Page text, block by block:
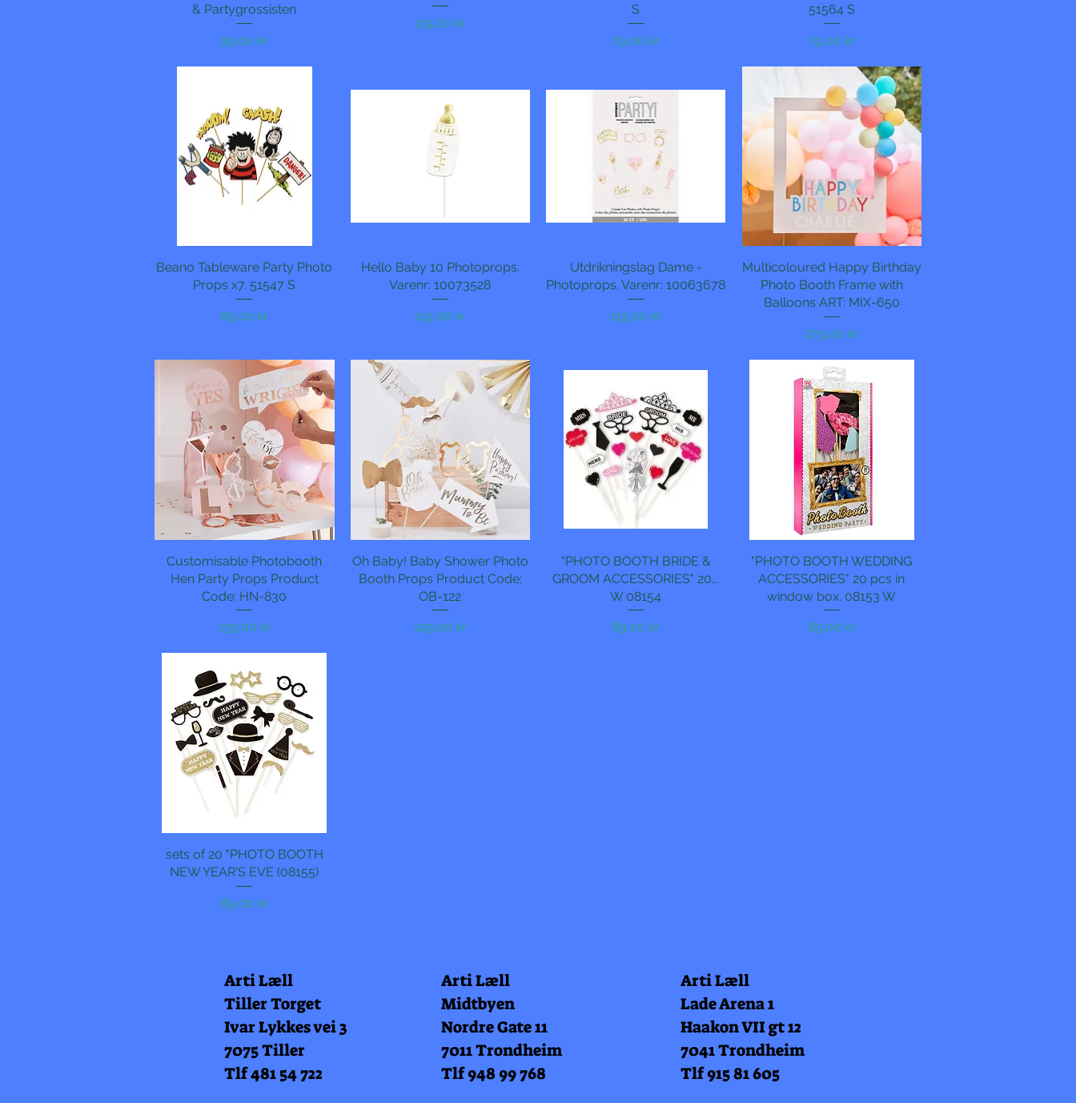
& Partygrossisten
Pris
99,00 kr
Pris
119,00 kr
S
Pris
79,00 kr
51564 S
Pris
79,00 kr
Hurtigvisning
Beano Tableware Party Photo
Props x7. 51547 S
Pris
89,00 kr
Hurtigvisning
Hello Baby 10 Photoprops.
Varenr: 10073528
Pris
119,00 kr
Hurtigvisning
Utdrikningslag Dame -
Photoprops. Varenr: 10063678
Pris
119,00 kr
Hurtigvisning
Multicoloured Happy Birthday
Photo Booth Frame with
Balloons ART: MIX-650
Pris
279,00 kr
Hurtigvisning
Customisable Photobooth
Hen Party Props Product
Code: HN-830
Pris
139,00 kr
Hurtigvisning
Oh Baby! Baby Shower Photo
Booth Props Product Code:
OB-122
Pris
129,00 kr
Hurtigvisning
"PHOTO BOOTH BRIDE &
GROOM ACCESSORIES" 20...
W 08154
Pris
89,00 kr
Hurtigvisning
"PHOTO BOOTH WEDDING
ACCESSORIES" 20 pcs in
window box. 08153 W
Pris
89,00 kr
Hurtigvisning
sets of 20 "PHOTO BOOTH
NEW YEAR'S EVE (08155)
Pris
89,00 kr
Arti Læll
Tiller Torget
Ivar Lykkes vei 3
7075 Tiller
Tlf 481 54 722
Arti Læll
Midtbyen
Nordre Gate 11
7011 Trondheim
Tlf 948 99 768
Arti Læll
Lade Arena 1
Haakon VII gt 12
7041 Trondheim
Tlf 915 81 605